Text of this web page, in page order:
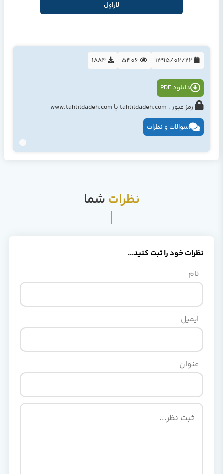
لاراول
1884
دانلود PDF
رمز عبور : tahlildadeh.com یا www.tahlildadeh.com
سوالات و نظرات
نظرات شما
نظرات خود را ثبت کنید...
نام
ایمیل
عنوان